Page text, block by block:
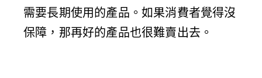
需要長期使用的產品。如果消費者覺得沒
保障，那再好的產品也很難賣出去。